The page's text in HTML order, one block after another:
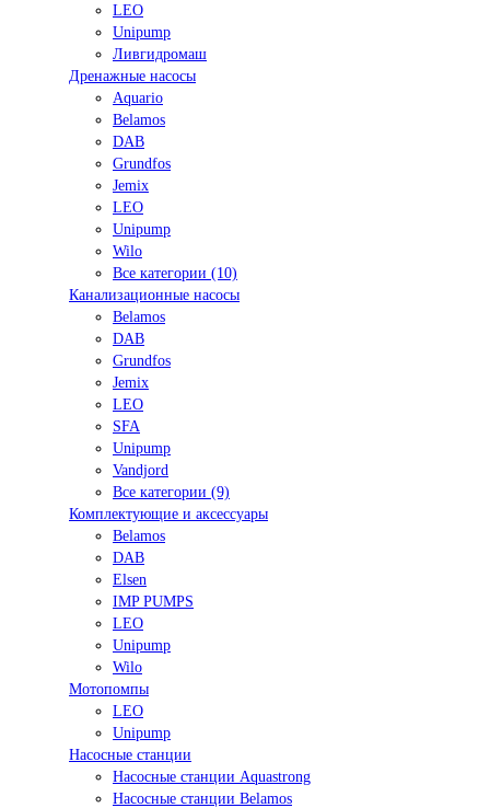
LEO
Unipump
Ливгидромаш
Дренажные насосы
Aquario
Belamos
DAB
Grundfos
Jemix
LEO
Unipump
Wilo
Все категории (10)
Канализационные насосы
Belamos
DAB
Grundfos
Jemix
LEO
SFA
Unipump
Vandjord
Все категории (9)
Комплектующие и аксессуары
Belamos
DAB
Elsen
IMP PUMPS
LEO
Unipump
Wilo
Мотопомпы
LEO
Unipump
Насосные станции
Насосные станции Aquastrong
Насосные станции Belamos